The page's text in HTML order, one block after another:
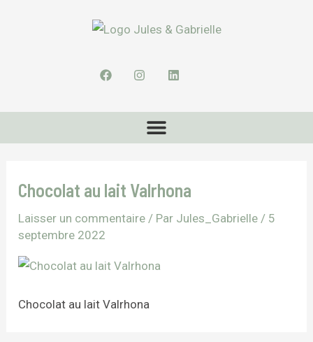
a
b
k
n
a
a
i
e
n
-
e
Menu
Chocolat au lait Valrhona
Laisser un commentaire / Par Jules_Gabrielle / 5
septembre 2022
Chocolat au lait Valrhona